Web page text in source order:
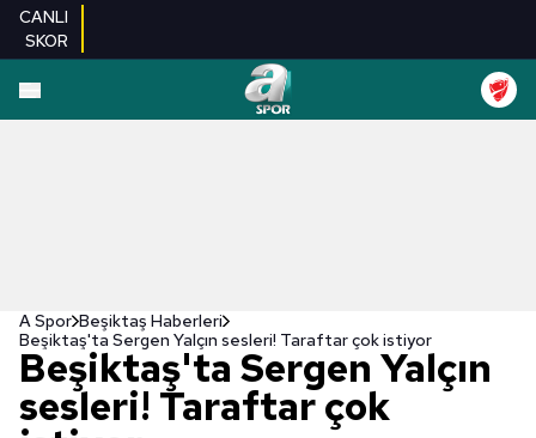
CANLI
SKOR
A Spor Beşiktaş Haberleri
Beşiktaş'ta Sergen Yalçın sesleri! Taraftar çok istiyor
Beşiktaş'ta Sergen Yalçın
sesleri! Taraftar çok